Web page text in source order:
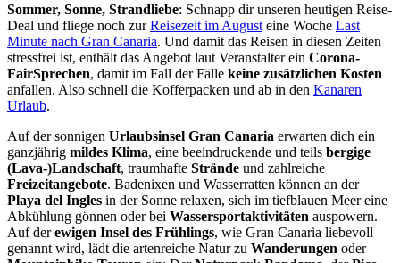
Sommer, Sonne, Strandliebe: Schnapp dir unseren heutigen Reise-
Deal und fliege noch zurReisezeit im August eine Woche Last
Minute nach Gran Canaria. Und damit das Reisen in diesen Zeiten
stressfrei ist, enthält das Angebot laut Veranstalter ein Corona-
FairSprechen, damit im Fall der Fälle keine zusätzlichen Kosten
anfallen. Also schnell die Kofferpacken und ab in den Kanaren
Urlaub.
Auf der sonnigen Urlaubsinsel Gran Canaria erwarten dich ein
ganzjährig mildes Klima, eine beeindruckende und teils bergige
(Lava-)Landschaft, traumhafte Strände und zahlreiche
Freizeitangebote. Badenixen und Wasserratten können an der
Playa del Ingles in der Sonne relaxen, sich im tiefblauen Meer eine
Abkühlung gönnen oder bei Wassersportaktivitäten auspowern.
Auf derewigen Insel des Frühlings, wie Gran Canaria liebevoll
genannt wird, lädt die artenreiche Natur zu Wanderungen oder